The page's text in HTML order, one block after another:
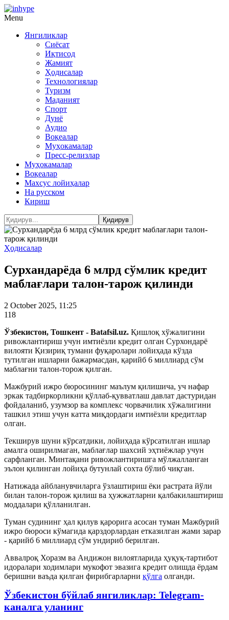
Menu
Янгиликлар
Сиёсат
Иқтисод
Жамият
Ҳодисалар
Технологиялар
Туризм
Маданият
Спорт
Дунё
Аудио
Воқеалар
Муҳокамалар
Пресс-релизлар
Муҳокамалар
Воқеалар
Махсус лойиҳалар
На русском
Кириш
Ҳодисалар
Сурхандарёда 6 млрд сўмлик кредит
маблағлари талон-тарож қилинди
2 October 2025, 11:25
118
Ўзбекистон, Тошкент - Batafsil.uz. Қишлоқ хўжалигини
ривожлантириш учун имтиёзли кредит олган Сурхондарё
вилояти Қизириқ тумани фуқаролари лойиҳада кўзда
тутилган ишларни бажармасдан, қарийб 6 миллиард сўм
маблағни талон-торож қилган.
Мажбурий ижро бюросининг маълум қилишича, уч нафар
эркак тадбиркорликни қўллаб-қувватлаш давлат дастуридан
фойдаланиб, узумзор ва комплекс чорвачилик хўжалигини
ташкил этиш учун катта миқдордаги имтиёзли кредитлар
олган.
Текширув шуни кўрсатдики, лойиҳада кўрсатилган ишлар
амалга оширилмаган, маблағлар шахсий эҳтиёжлар учун
сарфланган. Минтақани ривожлантиришга мўлжалланган
эълон қилинган лойиҳа бутунлай сохта бўлиб чиқган.
Натижада айбланувчиларга ўзлаштириш ёки растрата йўли
билан талон-торож қилиш ва ҳужжатларни қалбакилаштириш
моддалари қўлланилган.
Туман судининг ҳал қилув қарорига асосан туман Мажбурий
ижро бюроси кўмагида қарздорлардан етказилган жами зарар
- қарийб 6 миллиард сўм ундириб берилган.
Аввалроқ Хоразм ва Андижон вилоятларида ҳуқуқ-тартибот
идоралари ходимлари мукофот эвазига кредит олишда ёрдам
беришни ваъда қилган фирибгарларни қўлга олганди.
Ўзбекистон бўйлаб янгиликлар: Telegram-
каналга уланинг